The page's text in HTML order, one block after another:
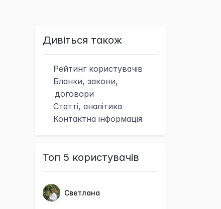
Дивіться також
Рейтинг користувачів
Бланки, закони,
договори
Статті, аналітика
Контактна інформація
Топ 5 користувачів
Светлана